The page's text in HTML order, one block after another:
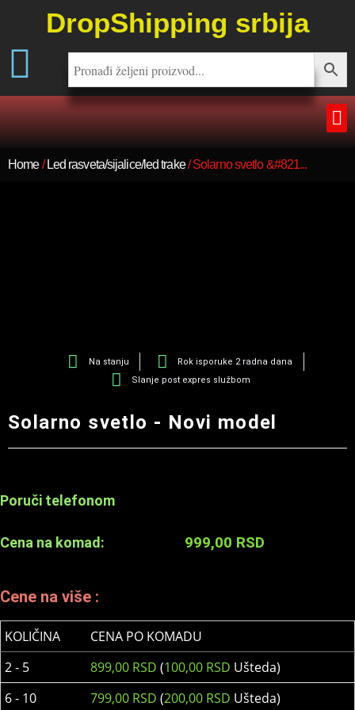
DropShipping srbija
Home/ Led rasveta/sijalice/led trake/ Solarno svetlo &#821...
Na stanju
Rok isporuke 2 radna dana
Slanje post expres službom
Solarno svetlo - Novi model
Poruči telefonom
Cena na komad: 999,00 RSD
Cene na više :
KOLIČINA
CENA PO KOMADU
2 - 5
899,00 RSD (100,00 RSD Ušteda)
6 - 10
799,00 RSD (200,00 RSD Ušteda)